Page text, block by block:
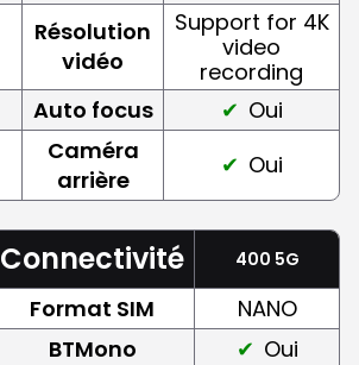
Résolution
vidéo
Support for 4K
video
recording
Auto focus
Oui
Caméra
arrière
Oui
Connectivité 400 5G
Format SIM
NANO
BTMono
Oui